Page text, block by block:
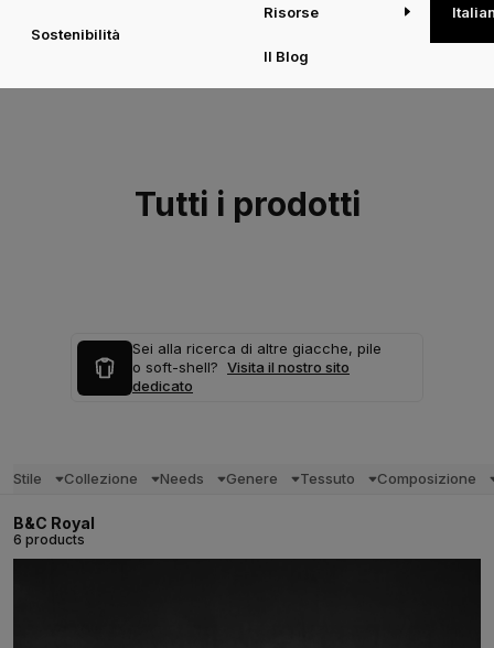
Sostenibilità
Risorse
Il Blog
Tutti i prodotti
Sei alla ricerca di altre giacche, pile
o soft-shell? Visita il nostro sito
dedicato
Stile Collezione Needs Genere Tessuto Composizione
B&C Royal
6 products